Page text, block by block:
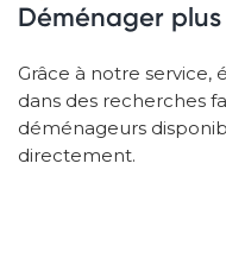
Déménager
Grâce à notre
dans des recherches
déménageurs
directement.